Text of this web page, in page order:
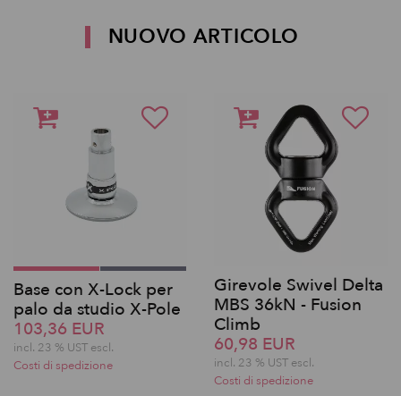
NUOVO ARTICOLO
Base con X-Lock per
palo da studio X-Pole
103,36 EUR
incl. 23 % UST escl.
Costi di spedizione
Girevole Swivel Delta
MBS 36kN - Fusion
Climb
60,98 EUR
incl. 23 % UST escl.
Costi di spedizione